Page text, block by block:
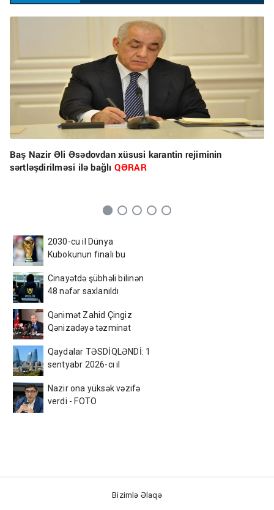
Baş Nazir Əli Əsədovdan xüsusi karantin rejiminin
sərtləşdirilməsi ilə bağlı QƏRAR
2030-cu il Dünya
Kubokunun finalı bu
Cinayətdə şübhəli bilinən
48 nəfər saxlanıldı
Qənimət Zahid Çingiz
Qənizadəyə təzminat
Qaydalar TƏSDİQLƏNDİ: 1
sentyabr 2026-cı il
minəcək
Nazir ona yüksək vəzifə
verdi - FOTO
Bizimlə Əlaqə